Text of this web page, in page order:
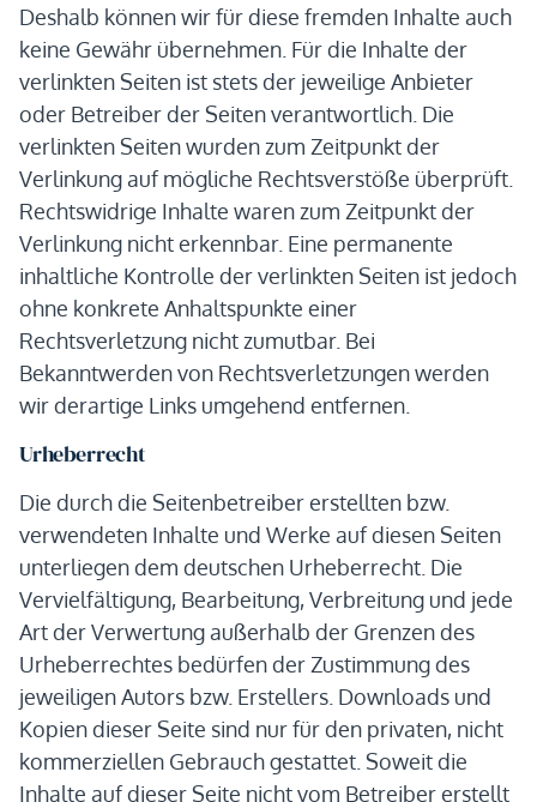
Deshalb können wir für diese fremden Inhalte auch
keine Gewähr übernehmen. Für die Inhalte der
verlinkten Seiten ist stets der jeweilige Anbieter
oder Betreiber der Seiten verantwortlich. Die
verlinkten Seiten wurden zum Zeitpunkt der
Verlinkung auf mögliche Rechtsverstöße überprüft.
Rechtswidrige Inhalte waren zum Zeitpunkt der
Verlinkung nicht erkennbar. Eine permanente
inhaltliche Kontrolle der verlinkten Seiten ist jedoch
ohne konkrete Anhaltspunkte einer
Rechtsverletzung nicht zumutbar. Bei
Bekanntwerden von Rechtsverletzungen werden
wir derartige Links umgehend entfernen.
Urheberrecht
Die durch die Seitenbetreiber erstellten bzw.
verwendeten Inhalte und Werke auf diesen Seiten
unterliegen dem deutschen Urheberrecht. Die
Vervielfältigung, Bearbeitung, Verbreitung und jede
Art der Verwertung außerhalb der Grenzen des
Urheberrechtes bedürfen der Zustimmung des
jeweiligen Autors bzw. Erstellers. Downloads und
Kopien dieser Seite sind nur für den privaten, nicht
kommerziellen Gebrauch gestattet. Soweit die
Inhalte auf dieser Seite nicht vom Betreiber erstellt